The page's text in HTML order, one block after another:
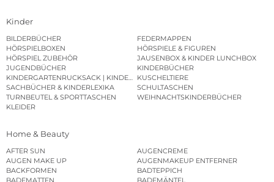
Kinder
BILDERBÜCHER
FEDERMAPPEN
HÖRSPIELBOXEN
HÖRSPIELE & FIGUREN
HÖRSPIEL ZUBEHÖR
JAUSENBOX & KINDER LUNCHBOX
JUGENDBÜCHER
KINDERBÜCHER
KINDERGARTENRUCKSACK | KINDERGARTENBEUTEL
KUSCHELTIERE
SACHBÜCHER & KINDERLEXIKA
SCHULTASCHEN
TURNBEUTEL & SPORTTASCHEN
WEIHNACHTSKINDERBÜCHER
KLEIDER
Home & Beauty
AFTER SUN
AUGENCREME
AUGEN MAKE UP
AUGENMAKEUP ENTFERNER
BACKFORMEN
BADTEPPICH
BADEMATTEN
BADEMÄNTEL